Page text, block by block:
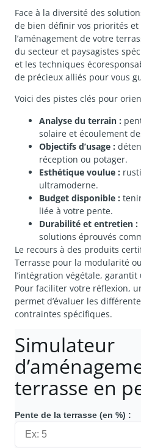
Face à la diversité des
de bien définir vos priorités
l’aménagement de votre
du secteur et paysagistes
et les techniques
de précieux alliés pour vous
Voici des pistes clés pour
Analyse du terrain :
solaire et écoulement
Objectifs d’usage :
réception ou potager.
Esthétique voulue :
ultramoderne.
Budget disponible :
liée à votre pente.
Durabilité et entretien :
solutions éprouvés
Le recours à des produits
Terrasse pour la modularité
l’intégration végétale,
Pour faciliter votre réflexion,
permet d’évaluer les
contraintes spécifiques.
Simulateur
terrasse en
Pente de la terrasse (en %) :